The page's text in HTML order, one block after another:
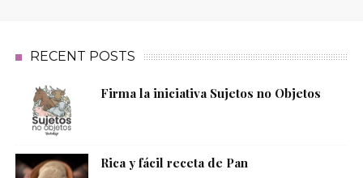
RECENT POSTS
Firma la iniciativa Sujetos no Objetos
Rica y fácil receta de Pan